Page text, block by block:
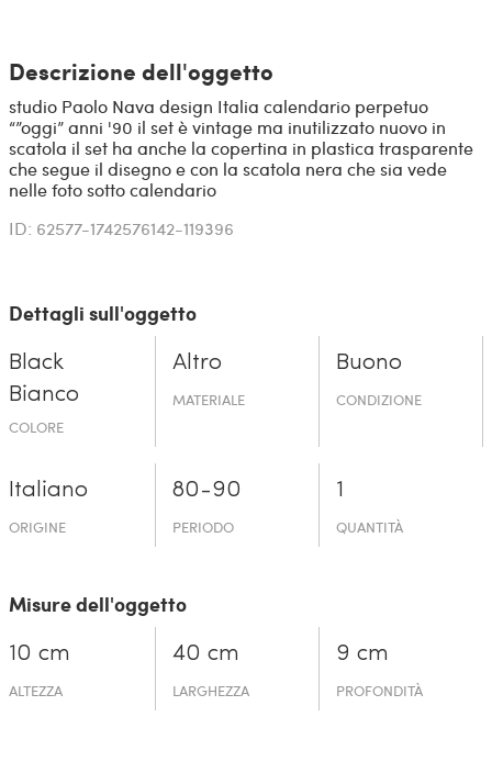
Descrizione dell'oggetto
studio Paolo Nava design Italia calendario perpetuo
“”oggi” anni '90 il set è vintage ma inutilizzato nuovo in
scatola il set ha anche la copertina in plastica trasparente
che segue il disegno e con la scatola nera che sia vede
nelle foto sotto calendario
ID: 62577-1742576142-119396
Dettagli sull'oggetto
Black
Bianco
COLORE
Altro
MATERIALE
Buono
CONDIZIONE
Italiano
ORIGINE
80-90
PERIODO
1
QUANTITÀ
Misure dell'oggetto
10 cm
ALTEZZA
40 cm
LARGHEZZA
9 cm
PROFONDITÀ